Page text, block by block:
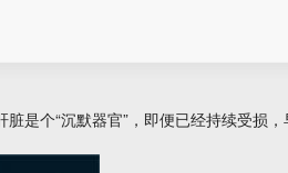
是个“沉默器官”，即便已经持续受损